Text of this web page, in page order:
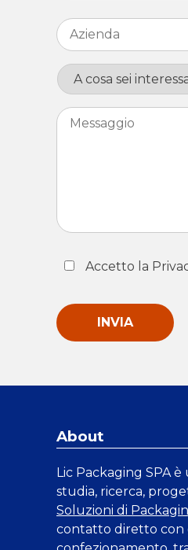
Azienda *
Interesse
Messaggio
Consent *
Accetto la
About
Lic Packaging SPA è
studia, ricerca,
Soluzioni di
contatto diretto con